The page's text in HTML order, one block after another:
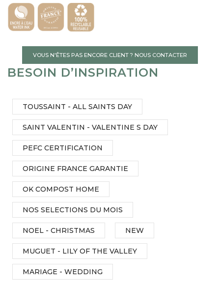
VOUS N'ÊTES PAS ENCORE CLIENT ? NOUS CONTACTER
BESOIN D’INSPIRATION
TOUSSAINT - ALL SAINTS DAY
SAINT VALENTIN - VALENTINE S DAY
PEFC CERTIFICATION
ORIGINE FRANCE GARANTIE
OK COMPOST HOME
NOS SELECTIONS DU MOIS
NOEL - CHRISTMAS NEW
MUGUET - LILY OF THE VALLEY
MARIAGE - WEDDING